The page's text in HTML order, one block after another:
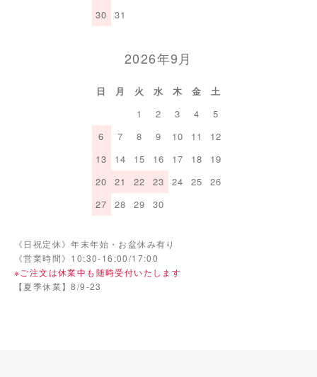
30
31
2026年9月
日 月 火 水 木 金
土
1
2 3 4
5
6
7 8 9 10 11
12
13
14 15 16 17 18
19
20
21 22 23 24 25
26
27
28 29 30
《日祝定休》年末年始・お盆休み有り
《営業時間》10:30-16:00/17:00
※ご注文は休業中も随時受付いたします
【夏季休業】8/9-23